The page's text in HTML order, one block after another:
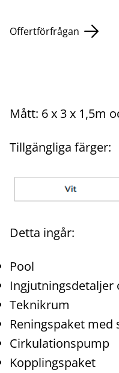
Offertförfrågan
Mått: 6 x 3 x 1,5m
Tillgängliga färger:
Detta ingår:
Pool
Ingjutningsdetaljer
Teknikrum
Reningspaket med
Cirkulationspump
Kopplingspaket